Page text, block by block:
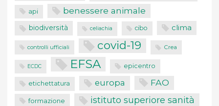
api benessere animale
biodiversità celiachia cibo clima
controlli ufficiali covid-19 Crea
ECDC EFSA epicentro
etichettatura europa FAO
formazione istituto superiore sanità